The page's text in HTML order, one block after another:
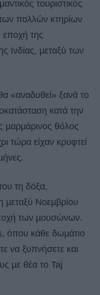
τουριστικός
πολλών κτηρίων
εποχή της
Ινδίας, µεταξύ των
«αναδυθεί» ξανά το
κατά την
µαρµάρινος θόλος
τώρα είχαν κρυφτεί
τη δόξα,
µεταξύ Νοεµβρίου
των µουσώνων.
όπου κάθε δωµάτιο
να ξυπνήσετε και
µε θέα το Taj